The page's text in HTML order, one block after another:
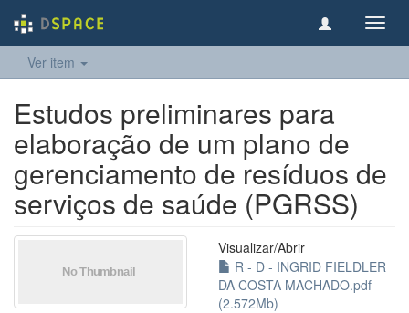
Ver item
Estudos preliminares para
elaboração de um plano de
gerenciamento de resíduos de
serviços de saúde (PGRSS)
Visualizar/Abrir
R - D - INGRID FIELDLER
DA COSTA MACHADO.pdf
(2.572Mb)